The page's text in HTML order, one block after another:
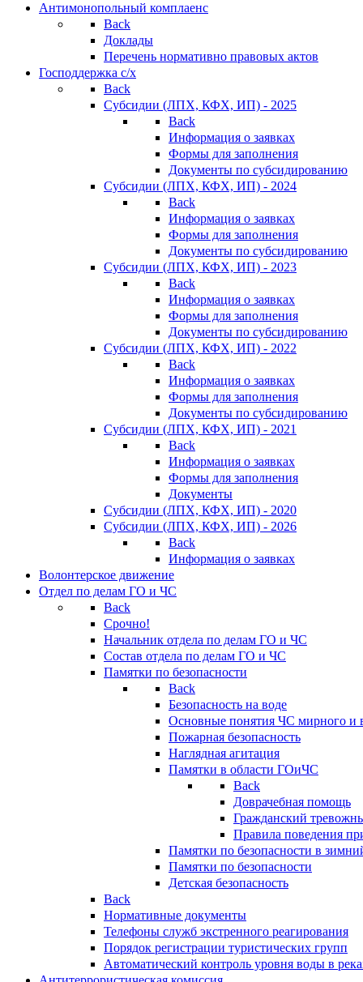
Антимонопольный комплаенс
Back
Доклады
Перечень нормативно правовых актов
Господдержка с/х
Back
Субсидии (ЛПХ, КФХ, ИП) - 2025
Back
Информация о заявках
Формы для заполнения
Документы по субсидированию
Субсидии (ЛПХ, КФХ, ИП) - 2024
Back
Информация о заявках
Формы для заполнения
Документы по субсидированию
Субсидии (ЛПХ, КФХ, ИП) - 2023
Back
Информация о заявках
Формы для заполнения
Документы по субсидированию
Субсидии (ЛПХ, КФХ, ИП) - 2022
Back
Информация о заявках
Формы для заполнения
Документы по субсидированию
Субсидии (ЛПХ, КФХ, ИП) - 2021
Back
Информация о заявках
Формы для заполнения
Документы
Субсидии (ЛПХ, КФХ, ИП) - 2020
Субсидии (ЛПХ, КФХ, ИП) - 2026
Back
Информация о заявках
Волонтерское движение
Отдел по делам ГО и ЧС
Back
Срочно!
Начальник отдела по делам ГО и ЧС
Состав отдела по делам ГО и ЧС
Памятки по безопасности
Back
Безопасность на воде
Основные понятия ЧС мирного и
Пожарная безопасность
Наглядная агитация
Памятки в области ГОиЧС
Back
Доврачебная помощь
Гражданский
Правила поведения
Памятки по безопасности в
Памятки по безопасности
Детская безопасность
Back
Нормативные документы
Телефоны служб экстренного реагирования
Порядок регистрации туристических групп
Автоматический контроль уровня воды в